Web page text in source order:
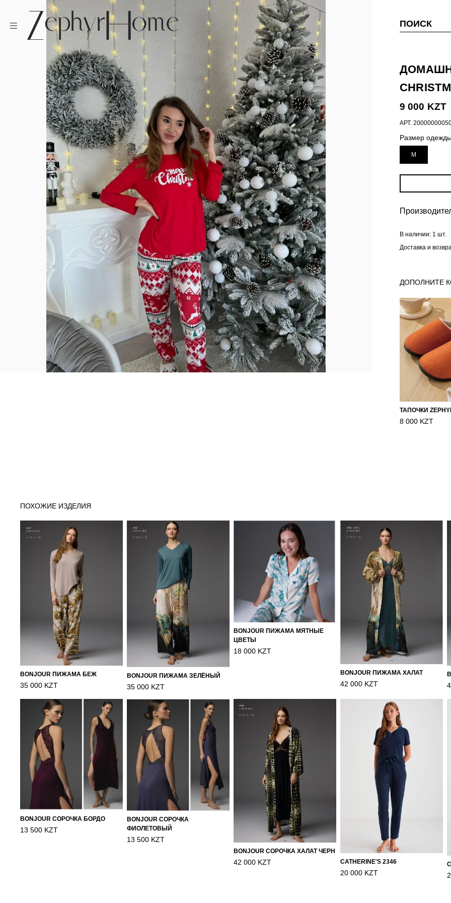
ПОИСК
9 000 KZT
АРТ.
Размер
M
В наличии: 1 шт.
Доставка и
ДОПОЛНИТЕ
8 000 KZT
ПОХОЖИЕ ИЗДЕЛИЯ
BONJOUR ПИЖАМА БЕЖ
35 000 KZT
BONJOUR ПИЖАМА ЗЕЛЁНЫЙ
35 000 KZT
BONJOUR ПИЖАМА МЯТНЫЕ
ЦВЕТЫ
18 000 KZT
BONJOUR ПИЖАМА ХАЛАТ
42 000 KZT
BONJOUR СОРОЧКА БОРДО
13 500 KZT
BONJOUR СОРОЧКА
ФИОЛЕТОВЫЙ
13 500 KZT
BONJOUR СОРОЧКА ХАЛАТ ЧЕРН
42 000 KZT CATHERINE'S 2346
20 000 KZT